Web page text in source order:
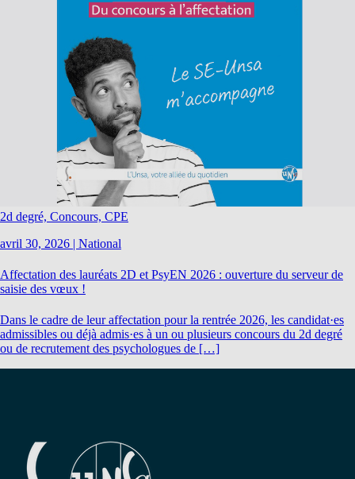
2d degré, Concours, CPE
avril 30, 2026 | National
Affectation des lauréats 2D et PsyEN 2026 : ouverture du serveur de
saisie des vœux !
Dans le cadre de leur affectation pour la rentrée 2026, les candidat·es
admissibles ou déjà admis·es à un ou plusieurs concours du 2d degré
ou de recrutement des psychologues de […]